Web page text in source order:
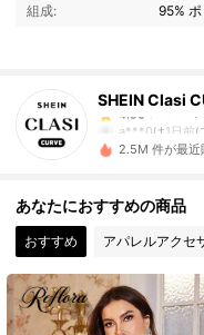
組成: 95%
SHEIN Clasi
338K
4.90
338K
a***0は 1日前
s***a が 9時間
4.90 338K フ
4.90 338K
2.5M 件が最近
あなたにおすすめの商品
おすすめ アパレルアクセ